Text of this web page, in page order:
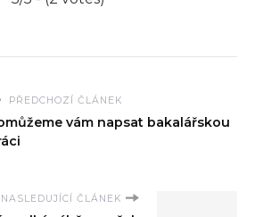
PŘEDCHOZÍ ČLÁNEK
vám napsat bakalářskou
NASLEDUJÍCÍ ČLÁNEK